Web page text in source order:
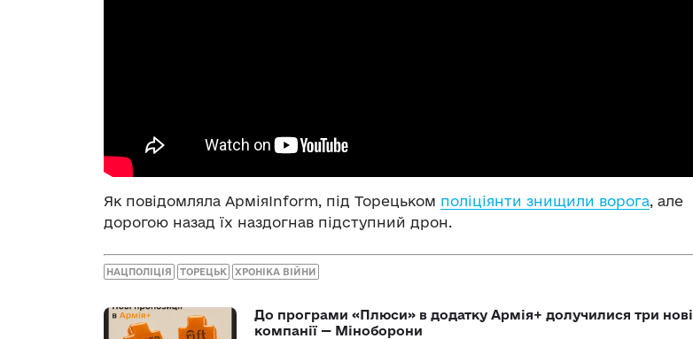
Як повідомляла АрміяInform, під Торецьком поліціянти знищили ворога, але
дорогою назад їх наздогнав підступний дрон.
НАЦПОЛІЦІЯ ТОРЕЦЬК ХРОНІКА ВІЙНИ
До програми «Плюси» в додатку Армія+ долучилися три нові
компанії — Міноборони